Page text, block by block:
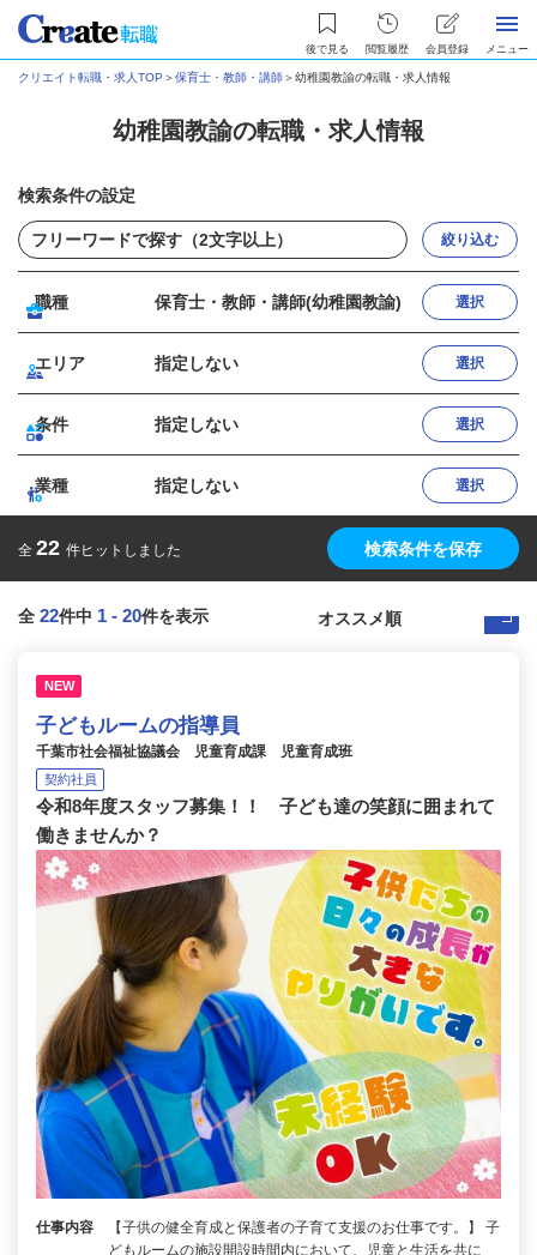
後で見る 閲覧履歴 会員登録 メニュー
クリエイト転職・求人TOP ＞保育士・教師・講師＞幼稚園教諭の転職・求人情報
幼稚園教諭の転職・求人情報
検索条件の設定
絞り込む
職種 保育士・教師・講師(幼稚園教諭) 選択
エリア 指定しない 選択
条件 指定しない 選択
業種 指定しない 選択
全 22 件ヒットしました 検索条件を保存
全 22件中 1 - 20件を表示
NEW
子どもルームの指導員
千葉市社会福祉協議会 児童育成課 児童育成班
契約社員
令和8年度スタッフ募集！！ 子ども達の笑顔に囲まれて
働きませんか？
仕事内容
【子供の健全育成と保護者の子育て支援のお仕事です。】 子
どもルームの施設開設時間内において、児童と生活を共に